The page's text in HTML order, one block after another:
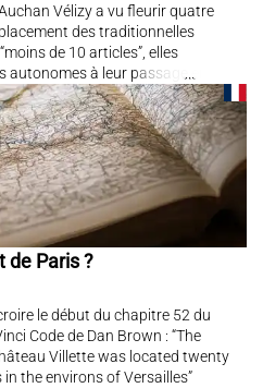
Vélizy a vu fleurir quatre
des traditionnelles
de 10 articles”, elles
à leur passage en
de Paris ?
le début du chapitre 52 du
Code de Dan Brown : “The
Villette was located twenty
the environs of Versailles”